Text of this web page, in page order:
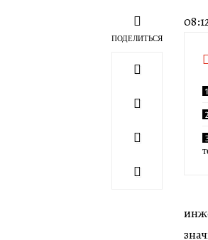
ПОДЕЛИТЬСЯ